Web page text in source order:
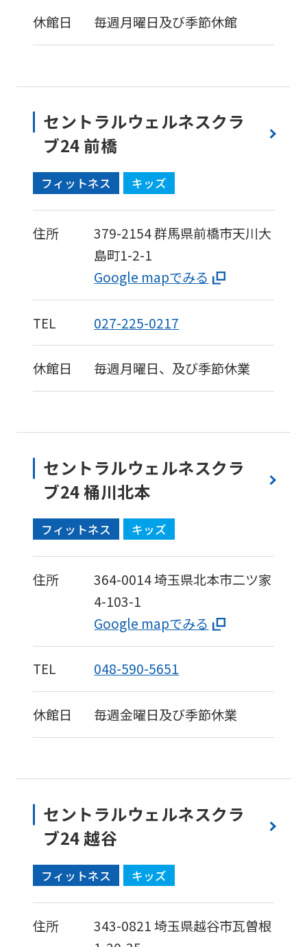
休館日 毎週月曜日及び季節休館
セントラルウェルネスクラ
ブ24 前橋
フィットネス キッズ
住所 379-2154群馬県前橋市天川大
島町1-2-1
Google mapでみる
TEL 027-225-0217
休館日 毎週月曜日、及び季節休業
セントラルウェルネスクラ
ブ24 桶川北本
フィットネス キッズ
住所 364-0014埼玉県北本市二ツ家
4-103-1
Google mapでみる
TEL 048-590-5651
休館日 毎週金曜日及び季節休業
セントラルウェルネスクラ
ブ24 越谷
フィットネス キッズ
住所 343-0821埼玉県越谷市瓦曽根
version
be
mechanically,
so
it
may
be
an
accurate
translation.
The
translation
differ
the
content.
We
ask
that
fully
understand
this
before
using
the
Automatic